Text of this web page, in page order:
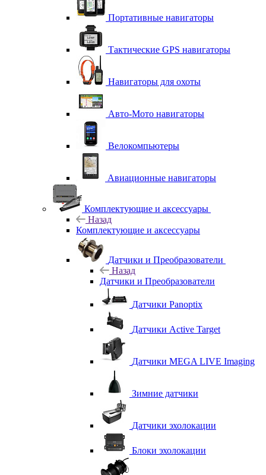
Портативные навигаторы
Тактические GPS навигаторы
Навигаторы для охоты
Авто-Мото навигаторы
Велокомпьютеры
Авиационные навигаторы
Комплектующие и аксессуары
Назад
Комплектующие и аксессуары
Датчики и Преобразователи
Назад
Датчики и Преобразователи
Датчики Panoptix
Датчики Active Target
Датчики MEGA LIVE Imaging
Зимние датчики
Датчики эхолокации
Блоки эхолокации